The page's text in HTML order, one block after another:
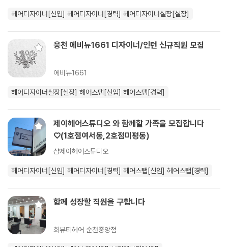
헤어디자이너[신입] 헤어디자이너[경력] 헤어디자이너실장[실장]
웅천 에비뉴1661 디자이너/인턴 신규직원 모집
에비뉴1661
헤어디자이너실장[실장] 헤어스탭[신입] 헤어스탭[경력]
제이헤어스튜디오 와 함께할 가족을 모집합니다
♡(1호점여서동,2호점미평동)
샵제이헤어스튜디오
헤어디자이너[신입] 헤어디자이너[경력] 헤어스탭[신입] 헤어스탭[경력]
함께 성장할 직원을 구합니다
희뷰티헤어 순천중앙점